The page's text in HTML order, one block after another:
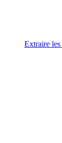
Extraire